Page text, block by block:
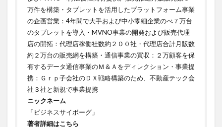
万件を構築・タブレットを活用したプラットフォーム事業
の企画営業：4年間で大手および中小零細企業のべ７万台
のタブレットを導入・MVNO事業の開発および販売代理
店の開拓：代理店稼働社数約２００社・代理店合計月販数
約２万台の販売網を構築・通信事業の買収：２万顧客を保
有するデータ通信事業のＭ＆Ａをディレクション・事業提
携：Ｇｒｐ子会社のＤＸ戦略構築のため、不動産テック会
社３社と新規で事業提携
ニックネーム
「ビジネスサイボーグ」
著者詳細はこちら